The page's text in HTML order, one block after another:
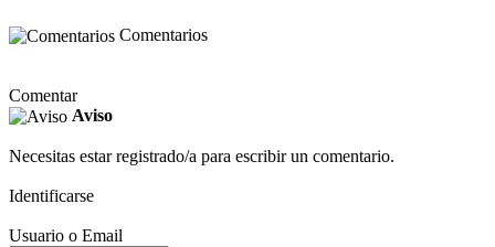
Comentarios
Comentar
Aviso
Necesitas estar registrado/a para escribir un comentario.
Identificarse
Usuario o Email